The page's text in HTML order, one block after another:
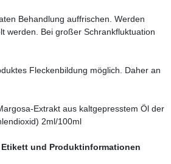
Behandlung auffrischen. Werden
werden. Bei großer Schrankfluktuation
Fleckenbildung möglich. Daher an
Extrakt aus kaltgepresstem Öl der
2ml/100ml
und Produktinformationen